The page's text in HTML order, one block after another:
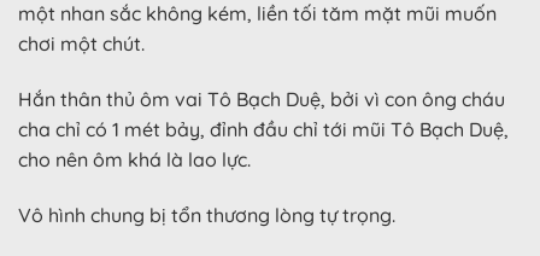
một nhan sắc không kém, liền tối tăm mặt mũi muốn
chơi một chút.
Hắn thân thủ ôm vai Tô Bạch Duệ, bởi vì con ông cháu
cha chỉ có 1 mét bảy, đỉnh đầu chỉ tới mũi Tô Bạch Duệ,
cho nên ôm khá là lao lực.
Vô hình chung bị tổn thương lòng tự trọng.